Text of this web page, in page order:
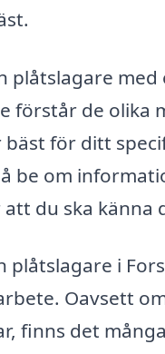
plåtslagare
förstår de olika
för ditt
be om
du ska känna
plåtslagare i
Oavsett
finns det